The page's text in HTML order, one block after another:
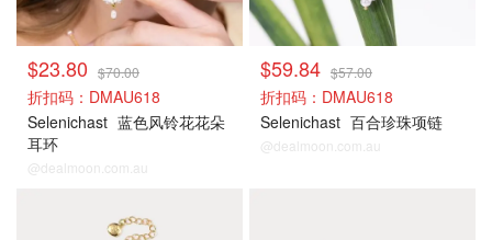
$23.80 $70.00
折扣码：DMAU618
Selenichast 蓝色风铃花花朵
耳环
@dealmoon.com.au
$59.84 $57.00
折扣码：DMAU618
Selenichast 百合珍珠项链
@dealmoon.com.au